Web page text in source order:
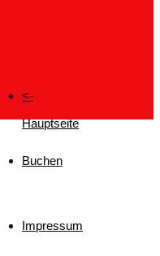
<-
Hauptseite
Buchen
Impressum